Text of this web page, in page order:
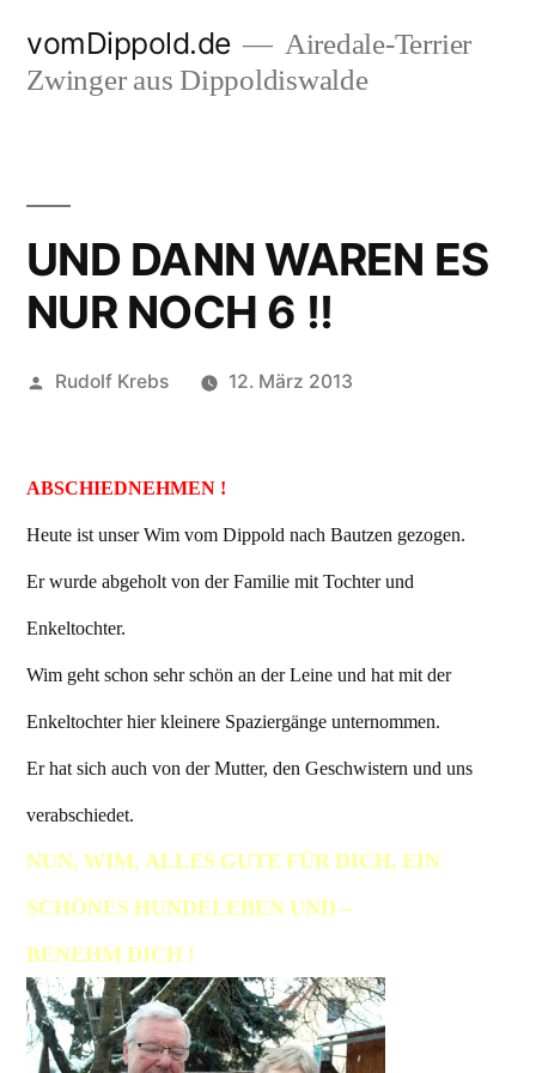
Inhalt
vomDippold.de
Airedale-Terrier
Zwinger aus Dippoldiswalde
UND DANN WAREN ES
NUR NOCH 6 !!
Veröffentlicht
Rudolf Krebs 12. März 2013
ABSCHIEDNEHMEN !
Heute ist unser Wim vom Dippold nach Bautzen gezogen.
Er wurde abgeholt von der Familie mit Tochter und
Enkeltochter.
Wim geht schon sehr schön an der Leine und hat mit der
Enkeltochter hier kleinere Spaziergänge unternommen.
Er hat sich auch von der Mutter, den Geschwistern und uns
verabschiedet.
NUN, WIM, ALLES GUTE FÜR DICH, EIN
SCHÖNES HUNDELEBEN UND –
BENEHM DICH !